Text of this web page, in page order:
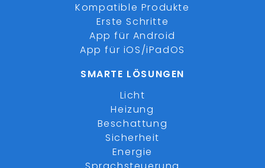
Kompatible Produkte
Erste Schritte
App für Android
App für iOS/iPadOS
SMARTE LÖSUNGEN
Licht
Heizung
Beschattung
Sicherheit
Energie